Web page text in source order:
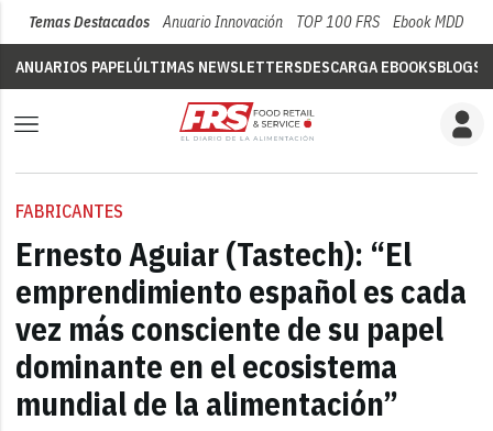
Temas Destacados Anuario Innovación TOP 100 FRS Ebook MDD
ANUARIOS PAPELÚLTIMAS NEWSLETTERSDESCARGA EBOOKSBLOGS
FABRICANTES
Ernesto Aguiar (Tastech): “El
emprendimiento español es cada
vez más consciente de su papel
dominante en el ecosistema
mundial de la alimentación”